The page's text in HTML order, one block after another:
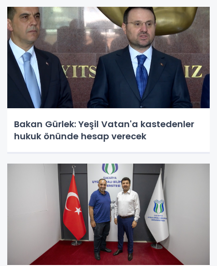
Bakan Gürlek: Yeşil Vatan'a kastedenler
hukuk önünde hesap verecek